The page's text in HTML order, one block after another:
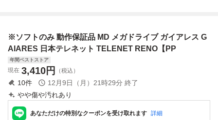
※ソフトのみ 動作保証品 MD メガドライブ ガイアレス G
AIARES 日本テレネット TELENET RENO【PP
年間ベストストア
現在 3,410円 （税込）
10件 12月9日（月）21時29分 終了
やや傷や汚れあり
あなただけの特別なクーポンを受け取れます 詳細